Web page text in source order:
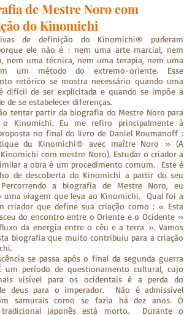
de Mestre Noro com
do Kinomichi
de definição do Kinomichi® puderam
ele não é : nem uma arte marcial, nem
nem uma técnica, nem uma terapia, nem uma
um método do extremo-oriente. Esse
retórico se mostra necessário quando uma
difícil de ser explicitada e quando se impõe a
de se estabelecer diferenças.
tentar partir da biografia do Mestre Noro para
o Kinomichi. Eu me refiro principalmente à
no final do livro de Daniel Roumanoff :
du Kinomichi® avec maître Noro » (A
com mestre Noro). Estudar o criador a
a obra é um procedimento comum. Este é
de descoberta do Kinomichi a partir do seu
a biografia de Mestre Noro, eu
uma viagem que leva ao Kinomichi. Qual foi a
criador que define sua criação como : « Esta
do encontro entre o Oriente e o Ocidente »
da energia entre o céu e a terra ». Vamos
biografia que muito contribuiu para a criação
se passa após o final da segunda guerra
um período de questionamento cultural, cujo
visível para os ocidentais é a perda do
deus para o imperador. Não é admissível
samurais como se fazia há dez anos. O
tradicional japonês está morto. Durante o